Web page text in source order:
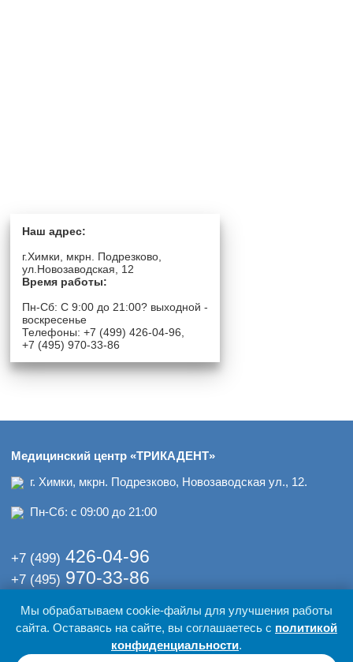
Наш адрес:
г.Химки, мкрн. Подрезково,
ул.Новозаводская, 12
Время работы:
Пн-Сб: C 9:00 до 21:00? выходной -
воскресенье
Телефоны: +7 (499) 426-04-96,
+7 (495) 970-33-86
Медицинский центр «ТРИКАДЕНТ»
г. Химки, мкрн. Подрезково, Новозаводская ул., 12.
Пн-Сб: с 09:00 до 21:00
+7 (499) 426-04-96
+7 (495) 970-33-86
© 2017-2026 гг. Медицинский центр «ТРИКАДЕНТ»
Политика обработки персональных данных
Оставаясь на нашем сайте вы даете согласие на обработку
персональных данных
Мы обрабатываем cookie-файлы для улучшения работы
сайта. Оставаясь на сайте, вы соглашаетесь с политикой
конфиденциальности.